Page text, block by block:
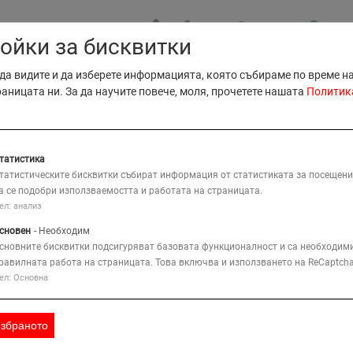
B2B
B2B
МЕСТА
КАРТА
КОНТАКТ
центъp
е максимум 24 часа
за бисквитки
видите и да изберете информацията, която събираме по време
ни. За да научите повече, моля, прочетете нашата
бисквитки събират информация от статистиката за
се подобри използваемостта и работата на страницата.
анализ
- Необходим
бисквитки подсигуряват базовата функционалност и са
работа на страницата. Това включва и използването на
Основна